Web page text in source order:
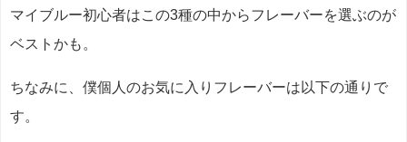
マイブルー初心者はこの3種の中からフレーバーを選ぶのが
ベストかも。
ちなみに、僕個人のお気に入りフレーバーは以下の通りで
す。